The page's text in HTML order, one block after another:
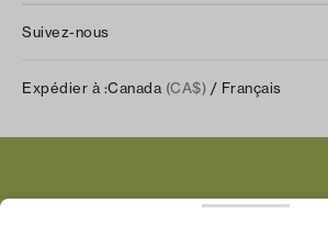
Retours et échanges
Expédition et livraison
Carrières
Suivez-nous
Facebook
Pinterest
Expédier à :Canada (CA$) / Français